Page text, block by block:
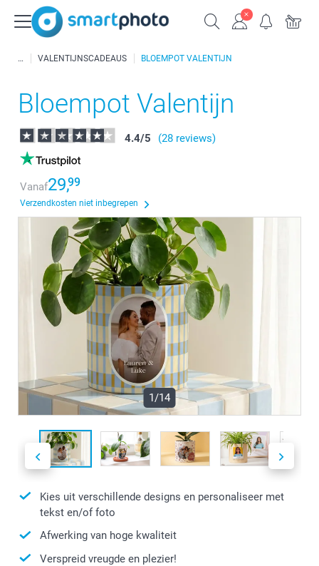
VALENTIJNSCADEAUS BLOEMPOT VALENTIJN
Bloempot Valentijn
4.4/5 (28 reviews)
Vanaf29,99
Verzendkosten niet inbegrepen
1/14
Kies uit verschillende designs en personaliseer met
tekst en/of foto
Afwerking van hoge kwaliteit
Verspreid vreugde en plezier!